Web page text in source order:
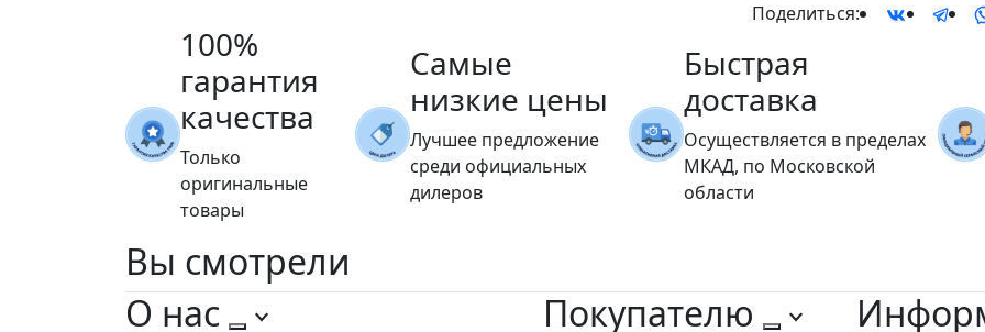
Поделиться:
100%
гарантия
качества
Только
оригинальные
товары
Самые
низкие цены
Лучшее предложение
среди официальных
дилеров
Быстрая
доставка
Осуществляется в пределах
МКАД, по Московской
области
Вы смотрели
О нас
Покупателю